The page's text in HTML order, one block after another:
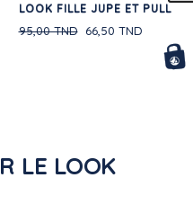
LOOK FILLE JUPE ET PULL
66,50 TND
95,00 TND
LE LOOK